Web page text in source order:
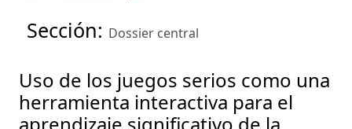
Sección: Dossier central
Uso de los juegos serios como una
herramienta interactiva para el